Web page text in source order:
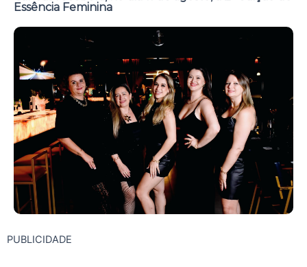
Essência Feminina
PUBLICIDADE